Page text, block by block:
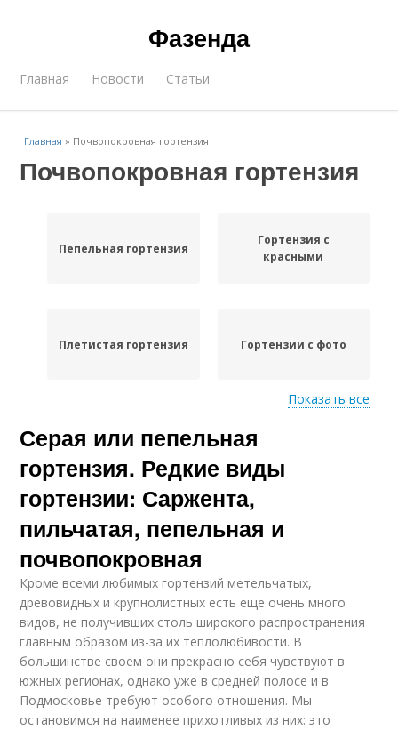
Фазенда
Главная Новости Статьи
Главная » Почвопокровная гортензия
Почвопокровная гортензия
Пепельная гортензия
Гортензия с
красными
Плетистая гортензия Гортензии с фото
Гортензия в саду Серая гортензия
Уход за гортензией
Показать все
Серая или пепельная
гортензия. Редкие виды
гортензии: Саржента,
пильчатая, пепельная и
почвопокровная
Кроме всеми любимых гортензий метельчатых,
древовидных и крупнолистных есть еще очень много
видов, не получивших столь широкого распространения
главным образом из-за их теплолюбивости. В
большинстве своем они прекрасно себя чувствуют в
южных регионах, однако уже в средней полосе и в
Подмосковье требуют особого отношения. Мы
остановимся на наименее прихотливых из них: это